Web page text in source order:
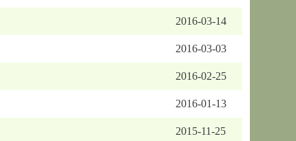
2016-03-14
2016-03-03
2016-02-25
2016-01-13
2015-11-25